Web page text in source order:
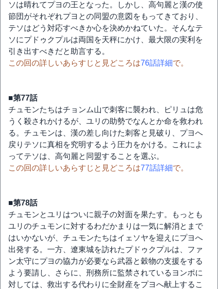
ソは晴れてプヨの王となった。しかし、高句麗と漢の使
節団がそれぞれプヨとの同盟の意図をもってきており、
テソはどう対応すべきか心を決めかねていた。そんなテ
ソにプドゥクプルは両国を天秤にかけ、最大限の実利を
引き出すべきだと助言する。
この回の詳しいあらすじと見どころは76話詳細で。
■第77話
チュモンたちはチョンム山で刺客に襲われ、ピリュは危
うく殺されかけるが、ユリの助勢でなんとか命を救われ
る。チュモンは、漢の差し向けた刺客と見破り、プヨへ
戻りテソに真相を究明するよう圧力をかける。これによ
ってテソは、高句麗と同盟することを選ぶ。
この回の詳しいあらすじと見どころは77話詳細で。
■第78話
チュモンとユリはついに親子の対面を果たす。もっとも
ユリのチュモンに対するわだかまりは一気に解消とまで
はいかないが、チュモンたちはイェソヤを迎えにプヨへ
出発する。一方、遼東城を訪れたプドゥクプルは、ファ
ン太守にプヨの協力が必要なら武器と穀物の支援をする
よう要請し、さらに、刑務所に監禁されているヨンポに
対しては、救出する代わりに全財産をプヨへ献上するこ